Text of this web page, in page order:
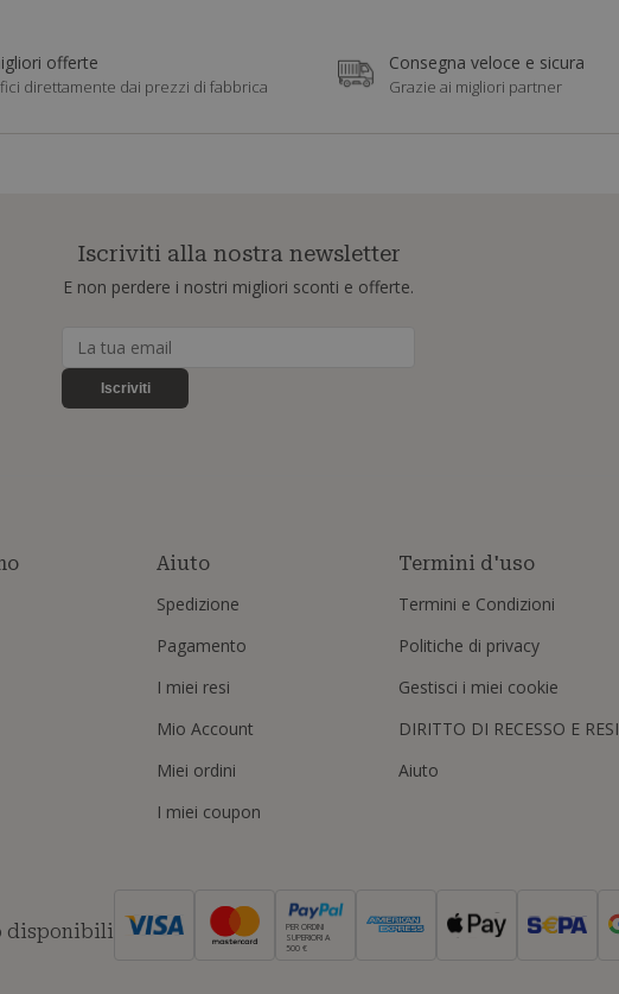
offerte
direttamente dai prezzi di fabbrica
Consegna veloce e sicura
Grazie ai migliori partner
Iscriviti alla nostra newsletter
E non perdere i nostri migliori sconti e offerte.
Iscriviti
Aiuto
Spedizione
Pagamento
I miei resi
Mio Account
Miei ordini
I miei coupon
Termini d'uso
Termini e Condizioni
Politiche di privacy
Gestisci i miei cookie
DIRITTO DI RECESSO E RESI
Aiuto
disponibili
PER ORDINI
SUPERIORI A
500 €